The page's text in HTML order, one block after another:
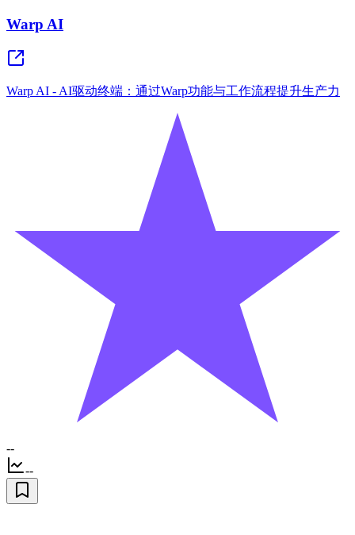
Warp AI
Warp AI - AI驱动终端：通过Warp功能与工作流程提升生产力
--
--